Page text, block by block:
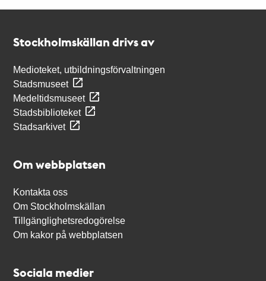
Stockholmskällan drivs av
Medioteket, utbildningsförvaltningen
Stadsmuseet
Medeltidsmuseet
Stadsbiblioteket
Stadsarkivet
Om webbplatsen
Kontakta oss
Om Stockholmskällan
Tillgänglighetsredogörelse
Om kakor på webbplatsen
Sociala medier